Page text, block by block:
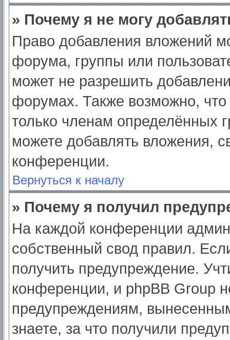
» Почему я не могу
Право добавления вложений
форума, группы или
может не разрешить
форумах. Также возможно,
только членам определённых
можете добавлять вложения,
конференции.
Вернуться к началу
» Почему я получил
На каждой конференции
собственный свод правил.
получить предупреждение.
конференции, и phpBB Group
предупреждениям,
знаете, за что получили